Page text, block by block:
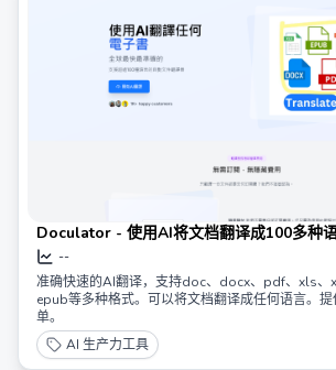
Doculator - 使用AI将文档翻译成100多种
--
准确快速的AI翻译，支持doc、docx、pdf、xls、
epub等多种格式。可以将文档翻译成任何语言。
单。
AI 生产力工具